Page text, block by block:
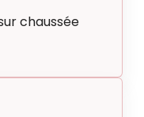
chaussée